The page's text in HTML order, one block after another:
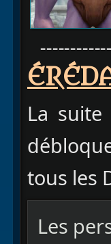
La
tous les
Les